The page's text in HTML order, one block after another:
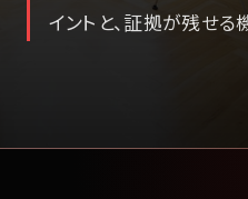
イントと、証拠が残せる